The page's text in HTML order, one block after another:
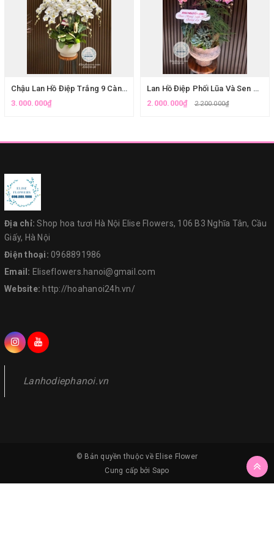
Chậu Lan Hồ Điệp Trắng 9 Cành Cao Cấp - Elise Flowers Cầu Giấy
3.000.000₫
Lan Hồ Điệp Phối Lũa Và Sen Đá Nghệ Thuật - Mẫu Hoa Chúc Mừng Sinh Nhật Sang Trọng
2.000.000₫
2.200.000₫
Địa chỉ:Shop hoa tươi Hà Nội Elise Flowers, 106 B3 Nghĩa Tân, Cầu
Giấy, Hà Nội
Điện thoại: 0968891986
Email: Eliseflowers.hanoi@gmail.com
Website: http://hoahanoi24h.vn/
Lanhodiephanoi.vn
© Bản quyền thuộc về Elise Flower
Cung cấp bởi Sapo